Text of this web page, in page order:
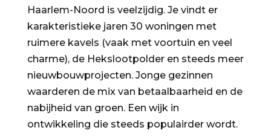
Haarlem-Noord is veelzijdig. Je vindt er
karakteristieke jaren 30 woningen met
ruimere kavels (vaak met voortuin en veel
charme), de Hekslootpolder en steeds meer
nieuwbouwprojecten. Jonge gezinnen
waarderen de mix van betaalbaarheid en de
nabijheid van groen. Een wijk in
ontwikkeling die steeds populairder wordt.